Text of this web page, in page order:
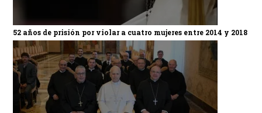
52 años de prisión por violar a cuatro mujeres entre 2014 y 2018